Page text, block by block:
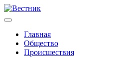
Главная
Общество
Происшествия